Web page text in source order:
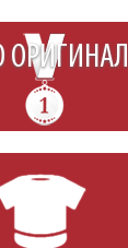
ОРИГИНАЛ